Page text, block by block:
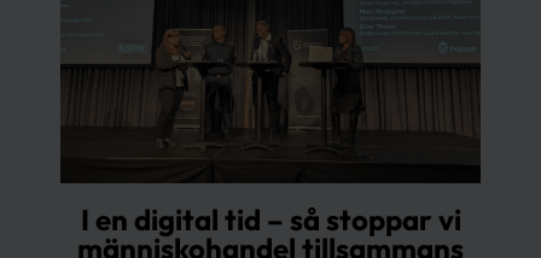
I en digital tid – så stoppar vi
människohandel tillsammans